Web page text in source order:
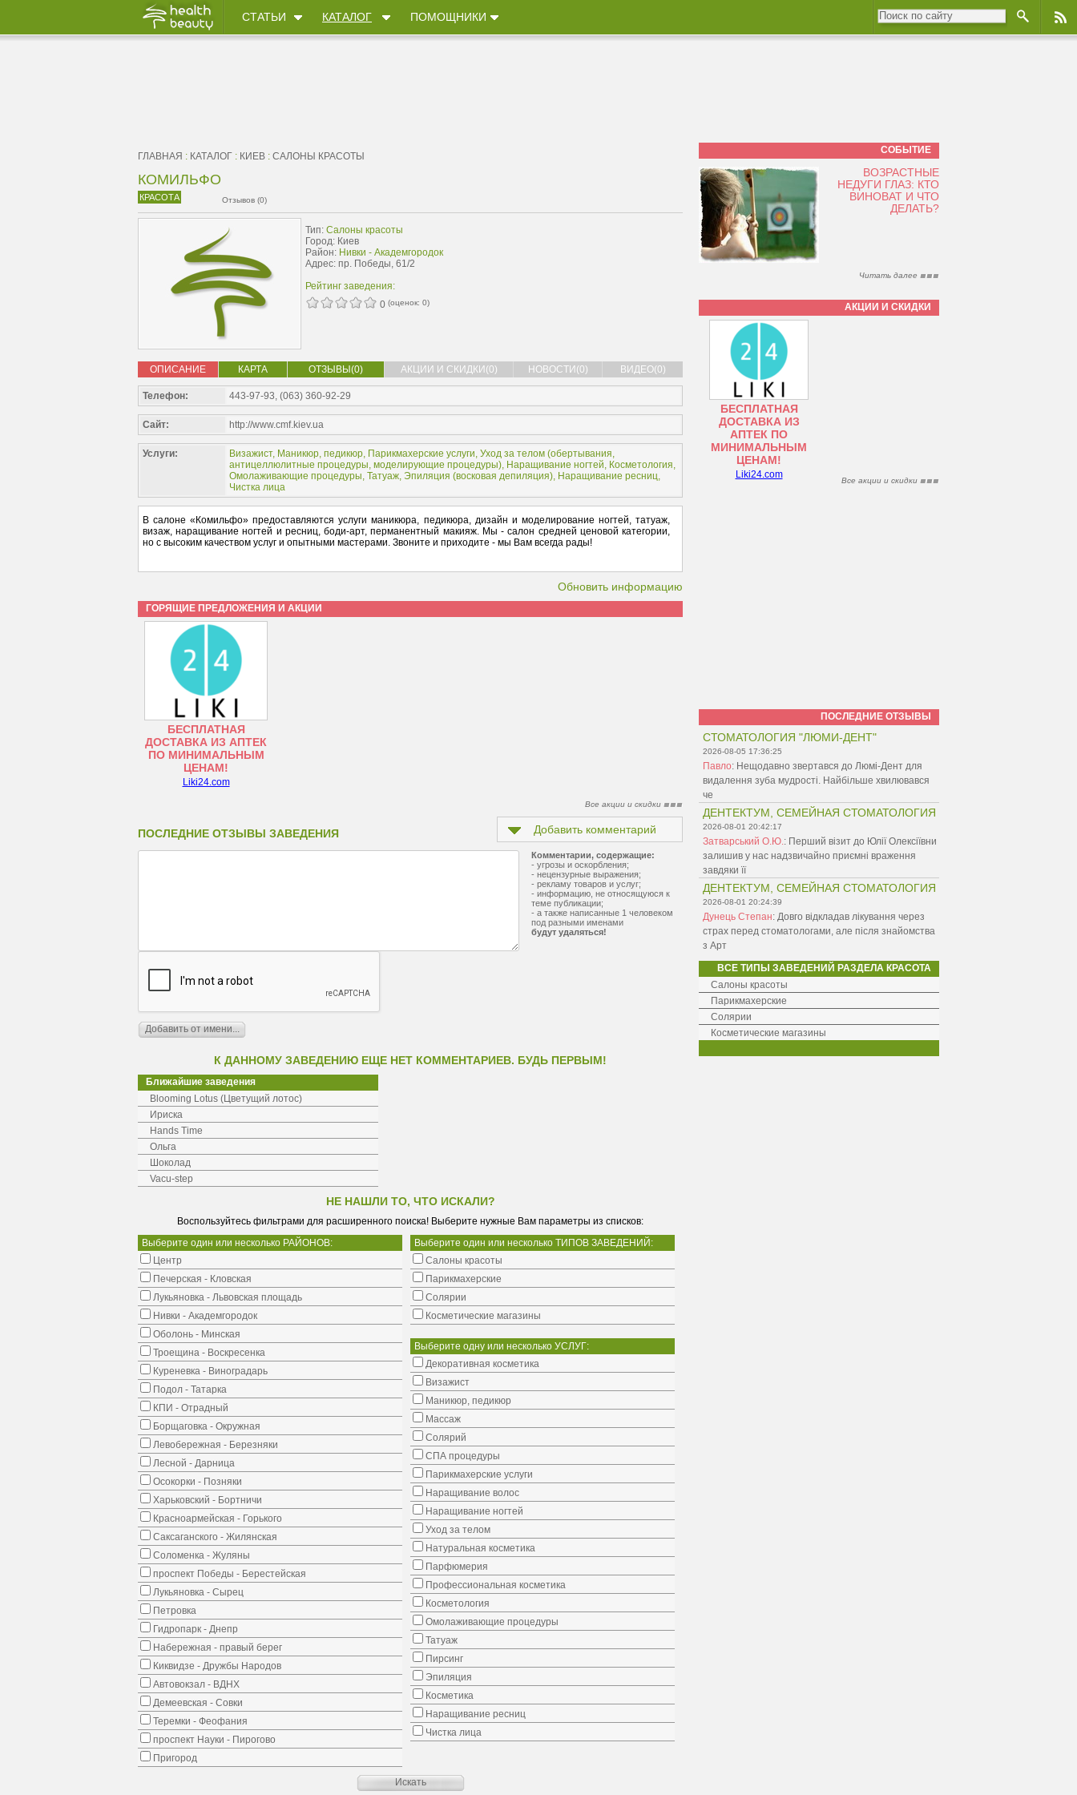
СТАТЬИ КАТАЛОГ ПОМОЩНИКИ
ГЛАВНАЯ : КАТАЛОГ : КИЕВ : САЛОНЫ КРАСОТЫ
КОМИЛЬФО
КРАСОТА Отзывов (0)
Тип: Салоны красоты
Город: Киев
Район: Нивки - Академгородок
Адрес: пр. Победы, 61/2
Рейтинг заведения:
0 (оценок: 0)
ОПИСАНИЕ КАРТА ОТЗЫВЫ(0) АКЦИИ И СКИДКИ(0) НОВОСТИ(0) ВИДЕО(0)
Телефон: 443-97-93, (063) 360-92-29
Сайт: http://www.cmf.kiev.ua
Услуги: Визажист, Маникюр, педикюр, Парикмахерские услуги, Уход за телом (обертывания,
антицеллюлитные процедуры, моделирующие процедуры), Наращивание ногтей, Косметология,
Омолаживающие процедуры, Татуаж, Эпиляция (восковая депиляция), Наращивание ресниц,
Чистка лица
В салоне «Комильфо» предоставляются услуги маникюра, педикюра, дизайн и моделирование ногтей, татуаж,
визаж, наращивание ногтей и ресниц, боди-арт, перманентный макияж. Мы - салон средней ценовой категории,
но с высоким качеством услуг и опытными мастерами. Звоните и приходите - мы Вам всегда рады!
Обновить информацию
ГОРЯЩИЕ ПРЕДЛОЖЕНИЯ И АКЦИИ
БЕСПЛАТНАЯ
ДОСТАВКА ИЗ АПТЕК
ПО МИНИМАЛЬНЫМ
ЦЕНАМ!
Liki24.com
Все акции и скидки
ПОСЛЕДНИЕ ОТЗЫВЫ ЗАВЕДЕНИЯ Добавить комментарий
Комментарии, содержащие:
- угрозы и оскорбления;
- нецензурные выражения;
- рекламу товаров и услуг;
- информацию, не относящуюся к
теме публикации;
- а также написанные 1 человеком
под разными именами
будут удаляться!
К ДАННОМУ ЗАВЕДЕНИЮ ЕЩЕ НЕТ КОММЕНТАРИЕВ. БУДЬ ПЕРВЫМ!
Ближайшие заведения
Blooming Lotus (Цветущий лотос)
Ириска
Hands Time
Ольга
Шоколад
Vacu-step
НЕ НАШЛИ ТО, ЧТО ИСКАЛИ?
Воспользуйтесь фильтрами для расширенного поиска! Выберите нужные Вам параметры из списков:
Выберите один или несколько РАЙОНОВ:
Центр
Печерская - Кловская
Лукьяновка - Львовская площадь
Нивки - Академгородок
Оболонь - Минская
Троещина - Воскресенка
Куреневка - Виноградарь
Подол - Татарка
КПИ - Отрадный
Борщаговка - Окружная
Левобережная - Березняки
Лесной - Дарница
Осокорки - Позняки
Харьковский - Бортничи
Красноармейская - Горького
Саксаганского - Жилянская
Соломенка - Жуляны
проспект Победы - Берестейская
Лукьяновка - Сырец
Петровка
Гидропарк - Днепр
Набережная - правый берег
Киквидзе - Дружбы Народов
Автовокзал - ВДНХ
Демеевская - Совки
Теремки - Феофания
проспект Науки - Пирогово
Пригород
Выберите один или несколько ТИПОВ ЗАВЕДЕНИЙ:
Салоны красоты
Парикмахерские
Солярии
Косметические магазины
Выберите одну или несколько УСЛУГ:
Декоративная косметика
Визажист
Маникюр, педикюр
Массаж
Солярий
СПА процедуры
Парикмахерские услуги
Наращивание волос
Наращивание ногтей
Уход за телом
Натуральная косметика
Парфюмерия
Профессиональная косметика
Косметология
Омолаживающие процедуры
Татуаж
Пирсинг
Эпиляция
Косметика
Наращивание ресниц
Чистка лица
СОБЫТИЕ
ВОЗРАСТНЫЕ
НЕДУГИ ГЛАЗ: КТО
ВИНОВАТ И ЧТО
ДЕЛАТЬ?
Читать далее
АКЦИИ И СКИДКИ
БЕСПЛАТНАЯ
ДОСТАВКА ИЗ
АПТЕК ПО
МИНИМАЛЬНЫМ
ЦЕНАМ!
Liki24.com
Все акции и скидки
ПОСЛЕДНИЕ ОТЗЫВЫ
СТОМАТОЛОГИЯ "ЛЮМИ-ДЕНТ"
2026-08-05 17:36:25
Павло: Нещодавно звертався до Люмі-Дент для
видалення зуба мудрості. Найбільше хвилювався
че
ДЕНТЕКТУМ, СЕМЕЙНАЯ СТОМАТОЛОГИЯ
2026-08-01 20:42:17
Затварський О.Ю.: Перший візит до Юлії Олексіївни
залишив у нас надзвичайно приємні враження
завдяки її
ДЕНТЕКТУМ, СЕМЕЙНАЯ СТОМАТОЛОГИЯ
2026-08-01 20:24:39
Дунець Степан: Довго відкладав лікування через
страх перед стоматологами, але після знайомства
з Арт
ВСЕ ТИПЫ ЗАВЕДЕНИЙ РАЗДЕЛА КРАСОТА
Салоны красоты
Парикмахерские
Солярии
Косметические магазины